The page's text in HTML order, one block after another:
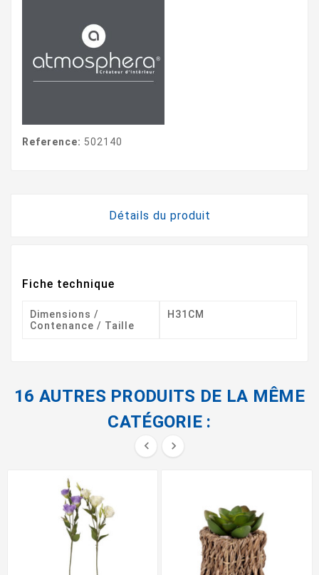
Reference: 502140
Détails du produit
Fiche technique
Dimensions /
Contenance / Taille
H31CM
16 AUTRES PRODUITS DE LA MÊME
CATÉGORIE :
 